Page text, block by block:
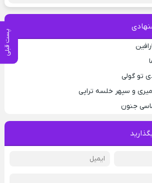
پست قبلی
تو گولی
و سپهر خلسه تراپی
جنون